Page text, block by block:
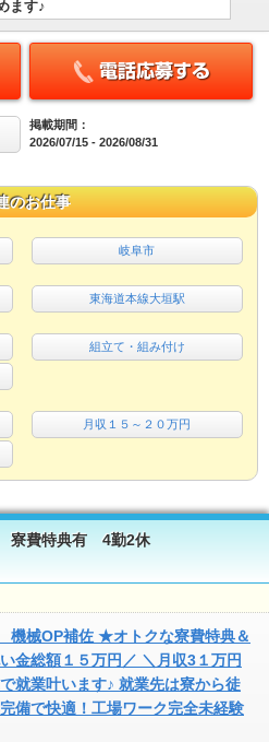
ます♪
掲載期間：
2026/07/15 - 2026/08/31
のお仕事
岐阜市
東海道本線大垣駅
組立て・組み付け
月収１５～２０万円
寮費特典有 4勤2休
械OP補佐 ★オトクな寮費特典＆
金総額１５万円／ ＼月収3１万円
就業叶います♪ 就業先は寮から徒
備で快適！工場ワーク完全未経験